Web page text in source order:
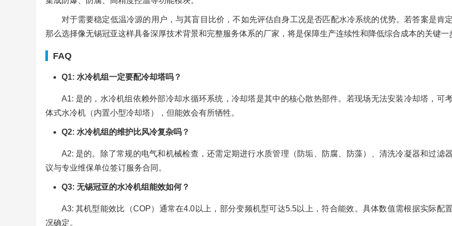
对于需要稳定低温冷源的用户，与其盲目比价，不如先评估自身工况是否匹配水冷系统的优势。若答案是肯定
那么选择像无锡冠亚这样具备深厚技术背景和完整服务体系的厂家，将是保障生产连续性和降低综合成本的关键一
FAQ
Q1: 水冷机组一定要配冷却塔吗？
A1: 是的，水冷机组依赖外部冷却水循环系统，冷却塔是其中的核心散热部件。若现场无法安装冷却塔，可
体式水冷机（内置小型冷却塔），但能效会有所牺牲。
Q2: 水冷机组的维护比风冷复杂吗？
A2: 是的。除了常规的电气和机械检查，还需定期进行水质管理（防垢、防腐、防藻）、清洗冷凝器和过滤
议与专业维保单位签订服务合同。
Q3: 无锡冠亚的水冷机组能效如何？
A3: 其机型能效比（COP）通常在4.0以上，部分变频机型可达5.5以上，符合能效。具体数值需根据实际配
况确定。